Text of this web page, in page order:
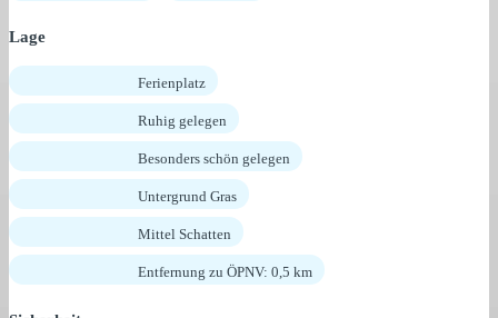
Lage
Ferienplatz
Ruhig gelegen
Besonders schön gelegen
Untergrund Gras
Mittel Schatten
Entfernung zu ÖPNV: 0,5 km